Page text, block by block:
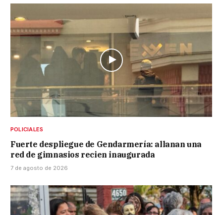
POLICIALES
Fuerte despliegue de Gendarmería: allanan una
red de gimnasios recien inaugurada
7 de agosto de 2026